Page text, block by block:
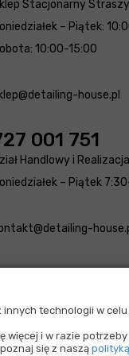
technologii w
więcej i w razie
się z naszą
Stacjonarny
– Piątek:
10:00-15:00
house.pl
001 751
Handlowy i
– Piątek
House